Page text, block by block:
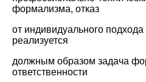
формализма, отказ
от индивидуального подхода
реализуется
должным образом задача
ответственности